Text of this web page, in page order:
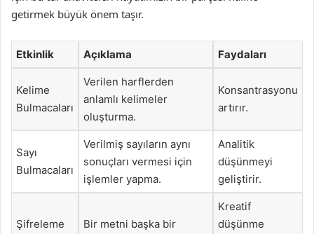
getirmek büyük önem taşır.
Etkinlik Açıklama Faydaları
Kelime
Bulmacaları
Verilen harflerden
anlamlı kelimeler
oluşturma.
Konsantrasyonu
artırır.
Sayı
Bulmacaları
Verilmiş sayıların aynı
sonuçları vermesi için
işlemler yapma.
Analitik
düşünmeyi
geliştirir.
Şifreleme
Bir metni başka bir
Kreatif
düşünme